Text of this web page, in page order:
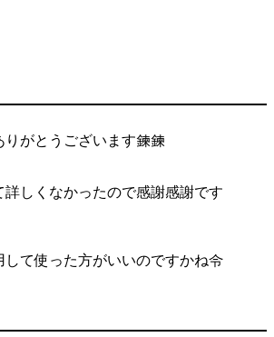
りがとうございます鍊鍊
詳しくなかったので感謝感謝です
して使った方がいいのですかね令